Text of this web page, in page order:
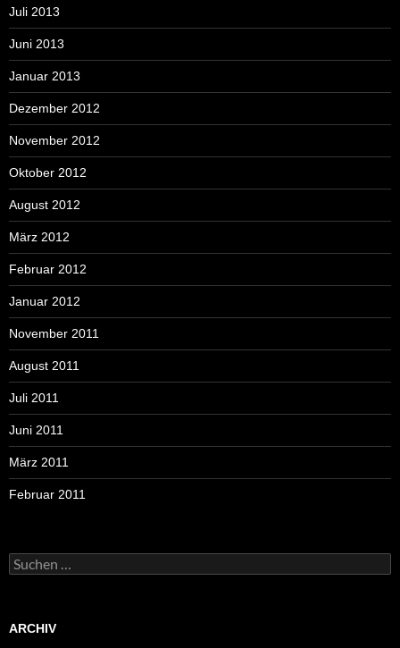
Juli 2013
Juni 2013
Januar 2013
Dezember 2012
November 2012
Oktober 2012
August 2012
März 2012
Februar 2012
Januar 2012
November 2011
August 2011
Juli 2011
Juni 2011
März 2011
Februar 2011
Suchen
nach:
ARCHIV